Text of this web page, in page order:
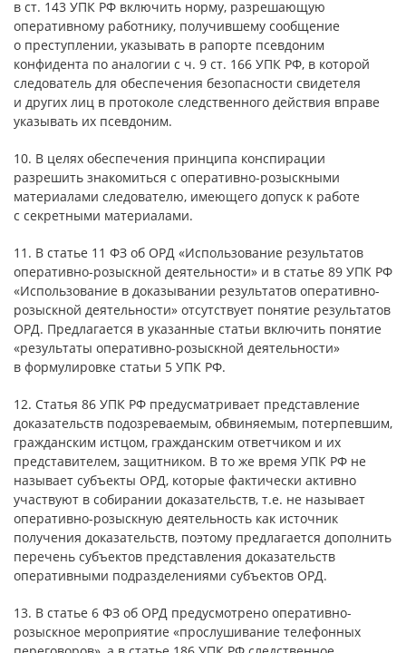
в ст. 143 УПК РФ включить норму, разрешающую
оперативному работнику, получившему сообщение
о преступлении, указывать в рапорте псевдоним
конфидента по аналогии с ч. 9 ст. 166 УПК РФ, в которой
следователь для обеспечения безопасности свидетеля
и других лиц в протоколе следственного действия вправе
указывать их псевдоним.
10. В целях обеспечения принципа конспирации
разрешить знакомиться с оперативно-розыскными
материалами следователю, имеющего допуск к работе
с секретными материалами.
11. В статье 11 ФЗ об ОРД «Использование результатов
оперативно-розыскной деятельности» и в статье 89 УПК РФ
«Использование в доказывании результатов оперативно-
розыскной деятельности» отсутствует понятие результатов
ОРД. Предлагается в указанные статьи включить понятие
«результаты оперативно-розыскной деятельности»
в формулировке статьи 5 УПК РФ.
12. Статья 86 УПК РФ предусматривает представление
доказательств подозреваемым, обвиняемым, потерпевшим,
гражданским истцом, гражданским ответчиком и их
представителем, защитником. В то же время УПК РФ не
называет субъекты ОРД, которые фактически активно
участвуют в собирании доказательств, т.е. не называет
оперативно-розыскную деятельность как источник
получения доказательств, поэтому предлагается дополнить
перечень субъектов представления доказательств
оперативными подразделениями субъектов ОРД.
13. В статье 6 ФЗ об ОРД предусмотрено оперативно-
розыскное мероприятие «прослушивание телефонных